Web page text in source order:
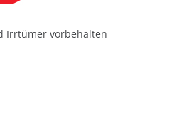
Irrtümer vorbehalten